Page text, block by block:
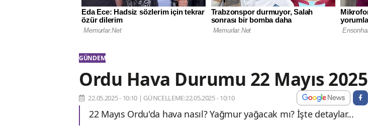
GÜNDEM
Ordu Hava Durumu 22 Mayıs 2025
22.05.2025 - 10:10 | GÜNCELLEME:22.05.2025 - 10:10
22 Mayıs Ordu'da hava nasıl? Yağmur yağacak mı? İşte detaylar...